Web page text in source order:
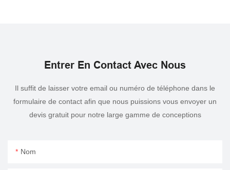
Entrer En Contact Avec Nous
Il suffit de laisser votre email ou numéro de téléphone dans le
formulaire de contact afin que nous puissions vous envoyer un
devis gratuit pour notre large gamme de conceptions
Nom